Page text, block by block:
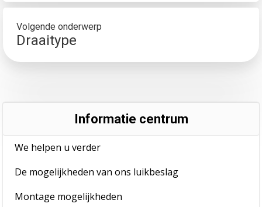
Volgende onderwerp
Draaitype
Informatie centrum
We helpen u verder
De mogelijkheden van ons luikbeslag
Montage mogelijkheden